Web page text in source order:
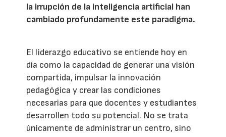
la irrupción de la inteligencia artificial han
cambiado profundamente este paradigma.
El liderazgo educativo se entiende hoy en
día como la capacidad de generar una visión
compartida, impulsar la innovación
pedagógica y crear las condiciones
necesarias para que docentes y estudiantes
desarrollen todo su potencial. No se trata
únicamente de administrar un centro, sino